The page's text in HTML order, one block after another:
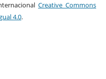
Creative Commons
4.0.